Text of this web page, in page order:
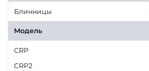
Блинницы
Модель
CRP
CRP2